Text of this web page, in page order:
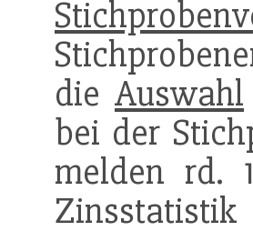
die Auswahl
bei der
melden rd.